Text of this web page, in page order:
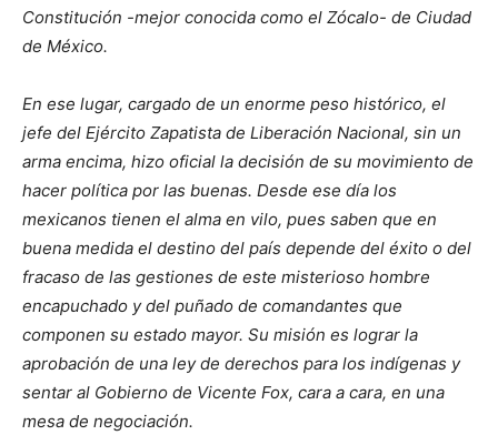
Constitución -mejor conocida como el Zócalo- de Ciudad
de México.
En ese lugar, cargado de un enorme peso histórico, el
jefe del Ejército Zapatista de Liberación Nacional, sin un
arma encima, hizo oficial la decisión de su movimiento de
hacer política por las buenas. Desde ese día los
mexicanos tienen el alma en vilo, pues saben que en
buena medida el destino del país depende del éxito o del
fracaso de las gestiones de este misterioso hombre
encapuchado y del puñado de comandantes que
componen su estado mayor. Su misión es lograr la
aprobación de una ley de derechos para los indígenas y
sentar al Gobierno de Vicente Fox, cara a cara, en una
mesa de negociación.